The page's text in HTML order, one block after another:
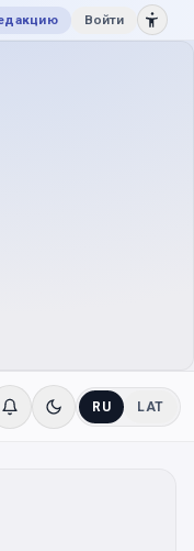
Войти
RU LAT